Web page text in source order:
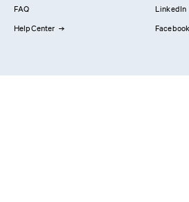
FAQ
HelpCenter
LinkedIn
Facebook